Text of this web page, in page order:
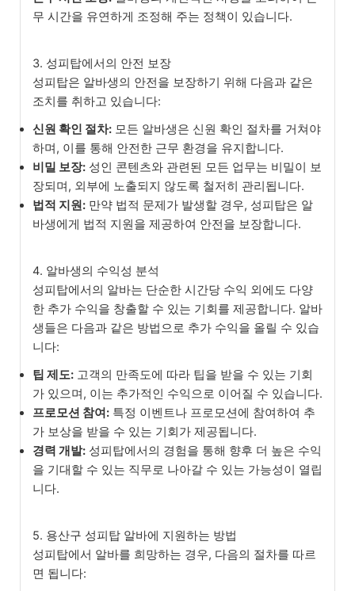
무 시간을 유연하게 조정해 주는 정책이 있습니다.
3. 성피탑에서의 안전 보장
성피탑은 알바생의 안전을 보장하기 위해 다음과 같은
조치를 취하고 있습니다:
신원 확인 절차: 모든 알바생은 신원 확인 절차를 거쳐야
하며, 이를 통해 안전한 근무 환경을 유지합니다.
비밀 보장: 성인 콘텐츠와 관련된 모든 업무는 비밀이 보
장되며, 외부에 노출되지 않도록 철저히 관리됩니다.
법적 지원: 만약 법적 문제가 발생할 경우, 성피탑은 알
바생에게 법적 지원을 제공하여 안전을 보장합니다.
4. 알바생의 수익성 분석
성피탑에서의 알바는 단순한 시간당 수익 외에도 다양
한 추가 수익을 창출할 수 있는 기회를 제공합니다. 알바
생들은 다음과 같은 방법으로 추가 수익을 올릴 수 있습
니다:
팁 제도: 고객의 만족도에 따라 팁을 받을 수 있는 기회
가 있으며, 이는 추가적인 수익으로 이어질 수 있습니다.
프로모션 참여: 특정 이벤트나 프로모션에 참여하여 추
가 보상을 받을 수 있는 기회가 제공됩니다.
경력 개발: 성피탑에서의 경험을 통해 향후 더 높은 수익
을 기대할 수 있는 직무로 나아갈 수 있는 가능성이 열립
니다.
5. 용산구 성피탑 알바에 지원하는 방법
성피탑에서 알바를 희망하는 경우, 다음의 절차를 따르
면 됩니다: